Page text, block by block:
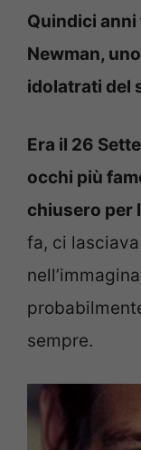
Quindici anni
Newman,
idolatrati del
Era il 26
occhi più
chiusero per
fa, ci lasciava
sempre.